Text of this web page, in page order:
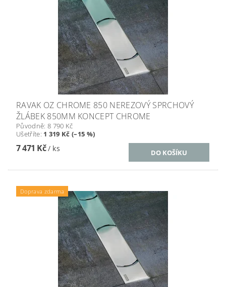
RAVAK OZ CHROME 850 NEREZOVÝ SPRCHOVÝ
ŽLÁBEK 850MM KONCEPT CHROME
Původně: 8 790 Kč
Ušetříte: 1 319 Kč (–15 %)
7 471 Kč/ ks
Doprava zdarma